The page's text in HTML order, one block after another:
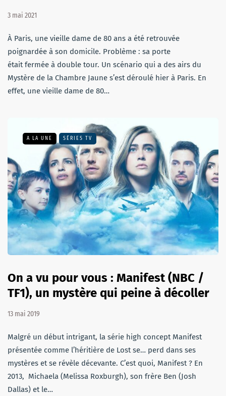
3 mai 2021
À Paris, une vieille dame de 80 ans a été retrouvée
poignardée à son domicile. Problème : sa porte
était fermée à double tour. Un scénario qui a des airs du
Mystère de la Chambre Jaune s’est déroulé hier à Paris. En
effet, une vieille dame de 80…
A LA UNE SÉRIES TV
On a vu pour vous : Manifest (NBC /
TF1), un mystère qui peine à décoller
13 mai 2019
Malgré un début intrigant, la série high concept Manifest
présentée comme l’héritière de Lost se… perd dans ses
mystères et se révèle décevante. C’est quoi, Manifest ? En
2013, Michaela (Melissa Roxburgh), son frère Ben (Josh
Dallas) et le…